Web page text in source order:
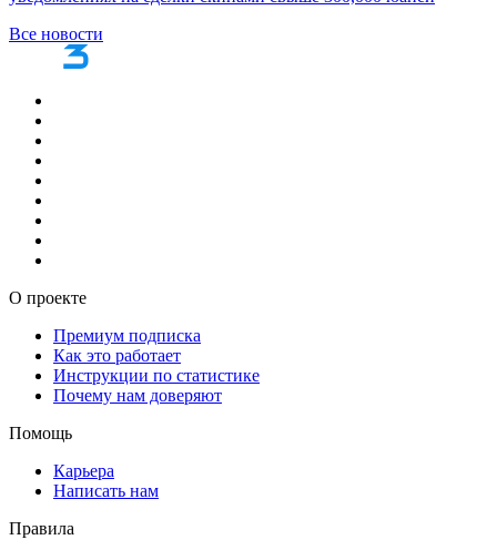
Все новости
О проекте
Премиум подписка
Как это работает
Инструкции по статистике
Почему нам доверяют
Помощь
Карьера
Написать нам
Правила